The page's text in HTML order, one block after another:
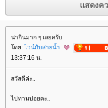
น่ากินมาก ๆ เลยครับ
ดย:ไวน์กับสายน้ำ
13:37:16 น.
สวัสดีค่ะ..
ไปทานบ่อยคะ..